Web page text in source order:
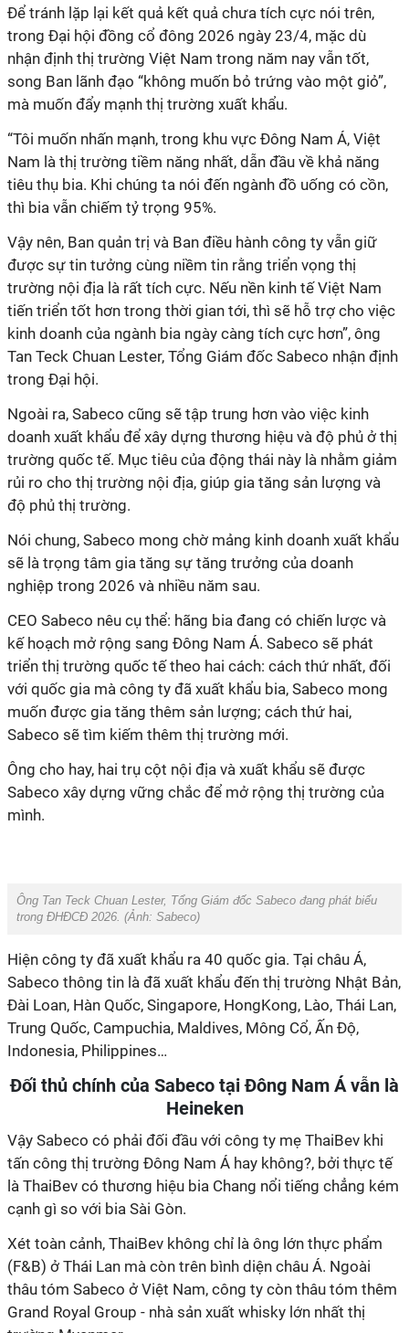
Để tránh lặp lại kết quả kết quả chưa tích cực nói trên,
trong Đại hội đồng cổ đông 2026 ngày 23/4, mặc dù
nhận định thị trường Việt Nam trong năm nay vẫn tốt,
song Ban lãnh đạo “không muốn bỏ trứng vào một giỏ”,
mà muốn đẩy mạnh thị trường xuất khẩu.
“Tôi muốn nhấn mạnh, trong khu vực Đông Nam Á, Việt
Nam là thị trường tiềm năng nhất, dẫn đầu về khả năng
tiêu thụ bia. Khi chúng ta nói đến ngành đồ uống có cồn,
thì bia vẫn chiếm tỷ trọng 95%.
Vậy nên, Ban quản trị và Ban điều hành công ty vẫn giữ
được sự tin tưởng cùng niềm tin rằng triển vọng thị
trường nội địa là rất tích cực. Nếu nền kinh tế Việt Nam
tiến triển tốt hơn trong thời gian tới, thì sẽ hỗ trợ cho việc
kinh doanh của ngành bia ngày càng tích cực hơn”, ông
Tan Teck Chuan Lester, Tổng Giám đốc Sabeco nhận định
trong Đại hội.
Ngoài ra, Sabeco cũng sẽ tập trung hơn vào việc kinh
doanh xuất khẩu để xây dựng thương hiệu và độ phủ ở thị
trường quốc tế. Mục tiêu của động thái này là nhằm giảm
rủi ro cho thị trường nội địa, giúp gia tăng sản lượng và
độ phủ thị trường.
Nói chung, Sabeco mong chờ mảng kinh doanh xuất khẩu
sẽ là trọng tâm gia tăng sự tăng trưởng của doanh
nghiệp trong 2026 và nhiều năm sau.
CEO Sabeco nêu cụ thể: hãng bia đang có chiến lược và
kế hoạch mở rộng sang Đông Nam Á. Sabeco sẽ phát
triển thị trường quốc tế theo hai cách: cách thứ nhất, đối
với quốc gia mà công ty đã xuất khẩu bia, Sabeco mong
muốn được gia tăng thêm sản lượng; cách thứ hai,
Sabeco sẽ tìm kiếm thêm thị trường mới.
Ông cho hay, hai trụ cột nội địa và xuất khẩu sẽ được
Sabeco xây dựng vững chắc để mở rộng thị trường của
mình.
Ông Tan Teck Chuan Lester, Tổng Giám đốc Sabeco đang phát biểu
trong ĐHĐCĐ 2026. (Ảnh: Sabeco)
Hiện công ty đã xuất khẩu ra 40 quốc gia. Tại châu Á,
Sabeco thông tin là đã xuất khẩu đến thị trường Nhật Bản,
Đài Loan, Hàn Quốc, Singapore, HongKong, Lào, Thái Lan,
Trung Quốc, Campuchia, Maldives, Mông Cổ, Ấn Độ,
Indonesia, Philippines…
Đối thủ chính của Sabeco tại Đông Nam Á vẫn là
Heineken
Vậy Sabeco có phải đối đầu với công ty mẹ ThaiBev khi
tấn công thị trường Đông Nam Á hay không?, bởi thực tế
là ThaiBev có thương hiệu bia Chang nổi tiếng chẳng kém
cạnh gì so với bia Sài Gòn.
Xét toàn cảnh, ThaiBev không chỉ là ông lớn thực phẩm
(F&B) ở Thái Lan mà còn trên bình diện châu Á. Ngoài
thâu tóm Sabeco ở Việt Nam, công ty còn thâu tóm thêm
Grand Royal Group - nhà sản xuất whisky lớn nhất thị